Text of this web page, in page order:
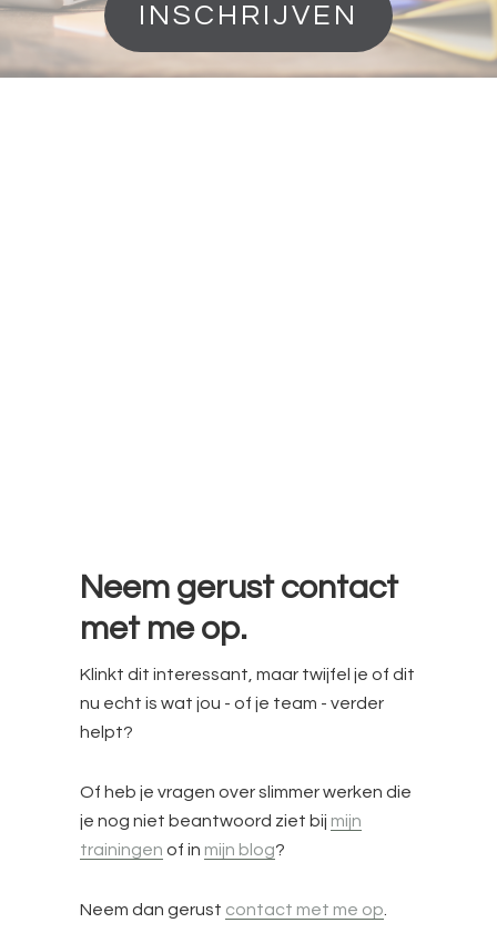
INSCHRIJVEN
Neem gerust contact
met me op.
Klinkt dit interessant, maar twijfel je of dit
nu echt is wat jou - of je team - verder
helpt?
Of heb je vragen over slimmer werken die
je nog niet beantwoord ziet bij mijn
trainingen of in mijn blog?
Neem dan gerust contact met me op